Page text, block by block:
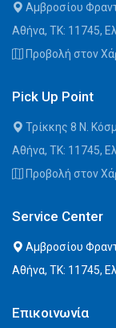
Αμβροσίου
Αθήνα, ΤΚ: 11745,
Προβολή στον
Pick Up Point
Τρίκκης 8 Ν.
Αθήνα, ΤΚ: 11745,
Προβολή στον
Service Center
Αμβροσίου
Αθήνα, ΤΚ: 11745,
Επικοινωνία